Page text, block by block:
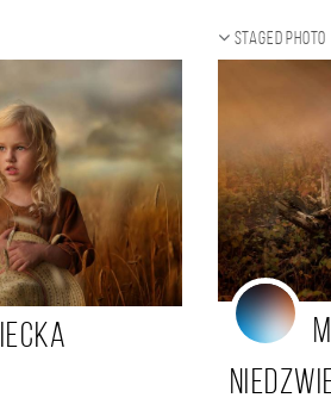
Staged photo